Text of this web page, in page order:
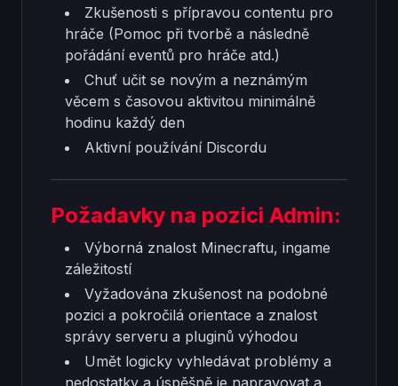
Zkušenosti s přípravou contentu pro
hráče (Pomoc při tvorbě a následně
pořádání eventů pro hráče atd.)
Chuť učit se novým a neznámým
věcem s časovou aktivitou minimálně
hodinu každý den
Aktivní používání Discordu
Požadavky na pozici Admin:
Výborná znalost Minecraftu, ingame
záležitostí
Vyžadována zkušenost na podobné
pozici a pokročilá orientace a znalost
správy serveru a pluginů výhodou
Umět logicky vyhledávat problémy a
nedostatky a úspěšně je napravovat a